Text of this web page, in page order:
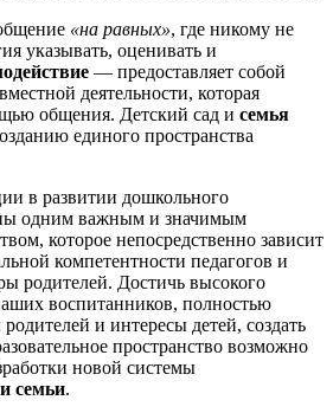
«на равных», где никому не
указывать, оценивать и
— предоставляет собой
деятельности, которая
общения. Детский сад и семья
единого пространства
в развитии дошкольного
одним важным и значимым
которое непосредственно зависит
компетентности педагогов и
родителей. Достичь высокого
воспитанников, полностью
и интересы детей, создать
пространство возможно
новой системы
семьи.